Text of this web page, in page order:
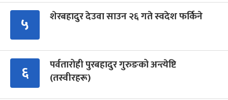
५ शेरबहादुर देउवा साउन २६ गते स्वदेश फर्किने
६
पर्वतारोही पुरबहादुर गुरुङको अन्त्येष्टि
(तस्वीरहरू)